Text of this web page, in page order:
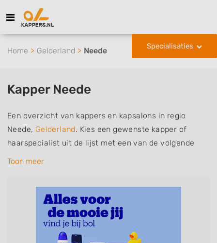
Specialisaties
Home Gelderland Neede
Kapper Neede
Een overzicht van kappers en kapsalons in regio
Neede, Gelderland. Kies een gewenste kapper of
haarspecialist uit de lijst met een van de volgende
specialisaties of aantekeningen: mannen of
zonder afspraak terecht kunt. De vermelde kappers
kunnen uw haren wassen, knippen, föhnen en kleuren,
maar ook helpen met extensions, balyage, invlechten,
opsteken, weave, een keratinebehandeling, een
Toon meer